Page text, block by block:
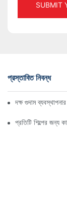
SUBMIT
প্রস্তাবিত নিবন্ধ
দক্ষ গুদাম ব্যবস্থাপনার
প্রতিটি শিল্পের জন্য